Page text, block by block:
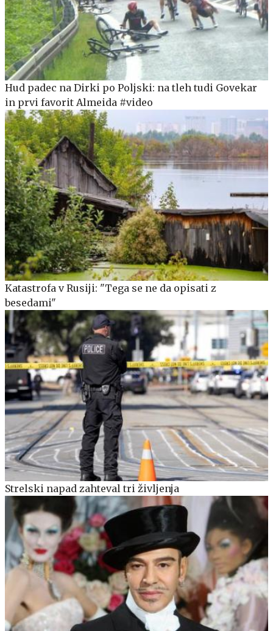
Hud padec na Dirki po Poljski: na tleh tudi Govekar
in prvi favorit Almeida #video
Katastrofa v Rusiji: "Tega se ne da opisati z
besedami"
Strelski napad zahteval tri življenja